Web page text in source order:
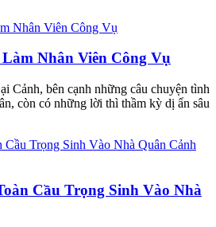
Nhân Viên Công Vụ
Cảnh, bên cạnh những câu chuyện tình
còn có những lời thì thầm kỳ dị ẩn sâu
Cầu Trọng Sinh Vào Nhà